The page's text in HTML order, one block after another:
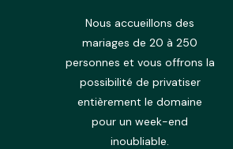
Nous accueillons des
mariages de 20 à 250
personnes et vous offrons la
possibilité de privatiser
entièrement le domaine
pour un week-end
inoubliable.